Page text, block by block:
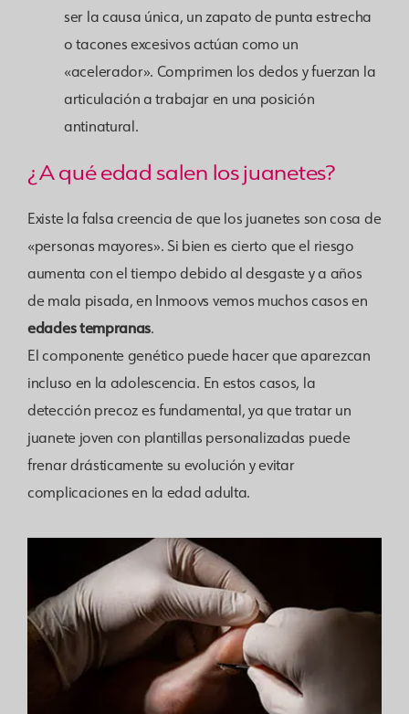
ser la causa única, un zapato de punta estrecha
o tacones excesivos actúan como un
«acelerador». Comprimen los dedos y fuerzan la
articulación a trabajar en una posición
antinatural.
¿A qué edad salen los juanetes?
Existe la falsa creencia de que los juanetes son cosa de
«personas mayores». Si bien es cierto que el riesgo
aumenta con el tiempo debido al desgaste y a años
de mala pisada, en Inmoovs vemos muchos casos en
edades tempranas.
El componente genético puede hacer que aparezcan
incluso en la adolescencia. En estos casos, la
detección precoz es fundamental, ya que tratar un
juanete joven con plantillas personalizadas puede
frenar drásticamente su evolución y evitar
complicaciones en la edad adulta.